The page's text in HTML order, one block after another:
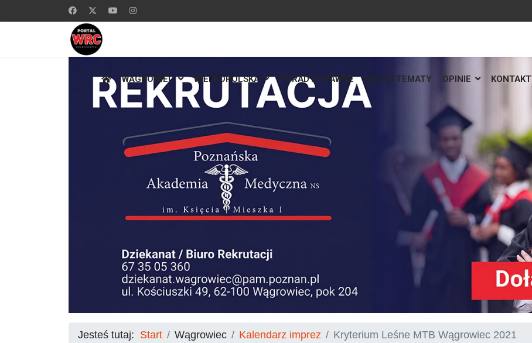
WĄGROWIEC WIELKOPOLSKA PORADY PRAWNE WASZE TEMATY OPINIE KONTAKT
Jesteś tutaj: Start Wągrowiec Kalendarz imprez Kryterium Leśne MTB Wągrowiec 2021